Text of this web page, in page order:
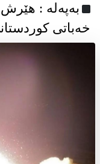
به‌په‌له‌ :
خەباتی